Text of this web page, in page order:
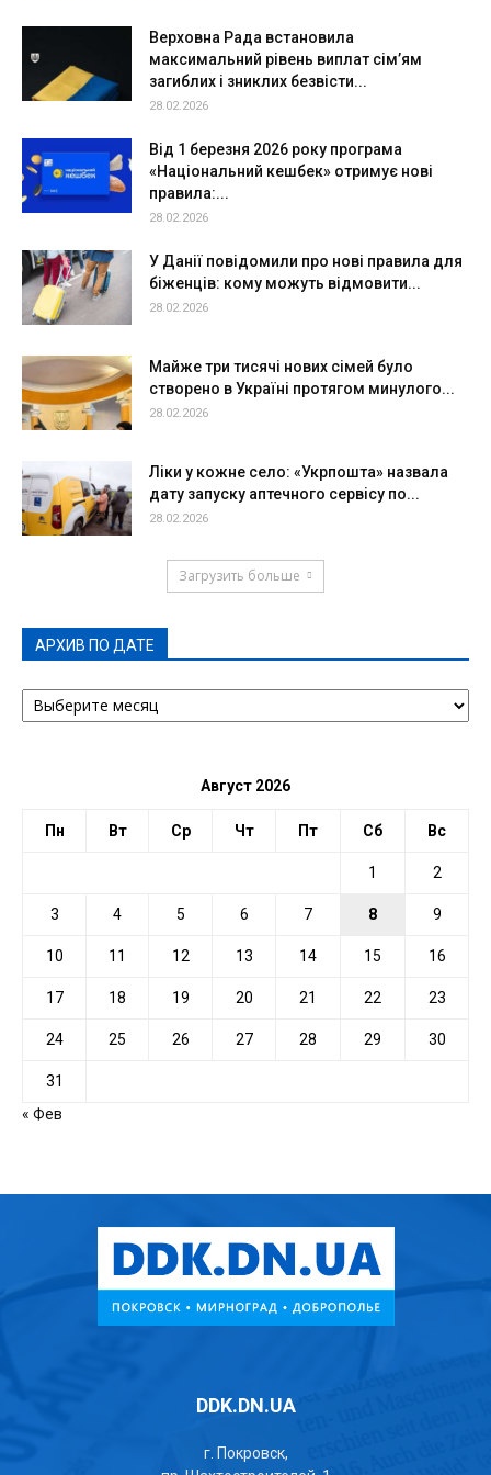
Верховна Рада встановила
максимальний рівень виплат сім’ям
загиблих і зниклих безвісти...
28.02.2026
Від 1 березня 2026 року програма
«Національний кешбек» отримує нові
правила:...
28.02.2026
У Данії повідомили про нові правила для
біженців: кому можуть відмовити...
28.02.2026
Майже три тисячі нових сімей було
створено в Україні протягом минулого...
28.02.2026
Ліки у кожне село: «Укрпошта» назвала
дату запуску аптечного сервісу по...
28.02.2026
Загрузить больше
АРХИВ ПО ДАТЕ
АРХИВ
ПО
Август 2026
Пн Вт Ср Чт Пт Сб Вс
1 2
3 4 5 6 7 8 9
10 11 12 13 14 15 16
17 18 19 20 21 22 23
24 25 26 27 28 29 30
31
« Фев
DDK.DN.UA
г. Покровск,